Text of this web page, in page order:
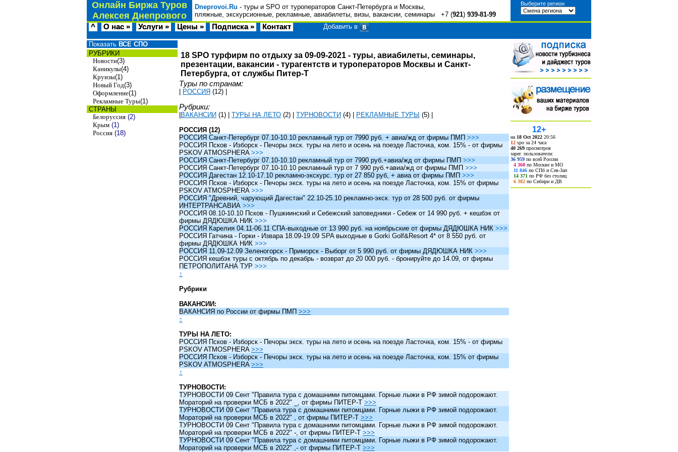
Онлайн Биржа Туров
Алексея Днепрового
Dneprovoi.Ru - туры и SPO от туроператоров Санкт-Петербурга и Москвы,
пляжные, экскурсионные, рекламные, авиабилеты, визы, вакансии, семинары +7 (921) 939-81-99
Выберите регион
^ О нас » Услуги » Цены » Подписка » Контакт Добавить в
Показать ВСЕ СПО
РУБРИКИ
Новости(3)
Каникулы(4)
Круизы(1)
Новый Год(3)
Оформление(1)
Рекламные Туры(1)
СТРАНЫ
Белоруссия (2)
Крым (1)
Россия (18)
18 SPO турфирм по отдыху за 09-09-2021 - туры, авиабилеты, семинары,
презентации, вакансии - турагентств и туроператоров Москвы и Санкт-
Петербурга, от службы Питер-Т
Туры по странам:
РОССИЯ (12)
Рубрики:
ВАКАНСИИ (1) ТУРЫ НА ЛЕТО (2) ТУРНОВОСТИ (4) РЕКЛАМНЫЕ ТУРЫ (5)
РОССИЯ (12)
РОССИЯ Санкт-Петербург 07.10-10.10 рекламный тур от 7990 руб. + авиа/жд от фирмы ПМП >>>
РОССИЯ Псков - Изборск - Печоры экск. туры на лето и осень на поезде Ласточка, ком. 15% - от фирмы
PSKOV ATMOSPHERA >>>
РОССИЯ Санкт-Петербург 07.10-10.10 рекламный тур от 7990 руб.+авиа/жд от фирмы ПМП >>>
РОССИЯ Санкт-Петербург 07.10-10.10 рекламный тур от 7 990 руб.+авиа/жд от фирмы ПМП >>>
РОССИЯ Дагестан 12.10-17.10 рекламно-экскурс. тур от 27 850 руб, + авиа от фирмы ПМП >>>
РОССИЯ Псков - Изборск - Печоры экск. туры на лето и осень на поезде Ласточка, ком. 15% от фирмы
PSKOV ATMOSPHERA >>>
РОССИЯ "Древний, чарующий Дагестан" 22.10-25.10 рекламно-экск. тур от 28 500 руб. от фирмы
ИНТЕРТРАНСАВИА >>>
РОССИЯ 08.10-10.10 Псков - Пушкиинский и Себежский заповедники - Себеж от 14 990 руб. + кешбэк от
фирмы ДЯДЮШКА НИК >>>
РОССИЯ Карелия 04.11-06.11 СПА-выходные от 13 990 руб. на ноябрьские от фирмы ДЯДЮШКА НИК >>>
РОССИЯ Гатчина - Горки - Извара 18.09-19.09 SPA выходные в Gorki Golf&Resort 4* от 8 550 руб. от
фирмы ДЯДЮШКА НИК >>>
РОССИЯ 11.09-12.09 Зеленогорск - Приморск - Выборг от 5 990 руб. от фирмы ДЯДЮШКА НИК >>>
РОССИЯ кешбэк туры c октябрь по декабрь - возврат до 20 000 руб. - бронируйте до 14.09, от фирмы
ПЕТРОПОЛИТАНА ТУР >>>
↑
Рубрики
ВАКАНСИИ:
ВАКАНСИЯ по России от фирмы ПМП >>>
↑
ТУРЫ НА ЛЕТО:
РОССИЯ Псков - Изборск - Печоры экск. туры на лето и осень на поезде Ласточка, ком. 15% - от фирмы
PSKOV ATMOSPHERA >>>
РОССИЯ Псков - Изборск - Печоры экск. туры на лето и осень на поезде Ласточка, ком. 15% от фирмы
PSKOV ATMOSPHERA >>>
↑
ТУРНОВОСТИ:
ТУРНОВОСТИ 09 Сент "Правила тура с домашними питомцами. Горные лыжи в РФ зимой подорожают.
Мораторий на проверки МСБ в 2022" _, от фирмы ПИТЕР-Т >>>
ТУРНОВОСТИ 09 Сент "Правила тура с домашними питомцами. Горные лыжи в РФ зимой подорожают.
Мораторий на проверки МСБ в 2022" , от фирмы ПИТЕР-Т >>>
ТУРНОВОСТИ 09 Сент "Правила тура с домашними питомцами. Горные лыжи в РФ зимой подорожают.
Мораторий на проверки МСБ в 2022" -, от фирмы ПИТЕР-Т >>>
ТУРНОВОСТИ 09 Сент "Правила тура с домашними питомцами. Горные лыжи в РФ зимой подорожают.
Мораторий на проверки МСБ в 2022" ,- от фирмы ПИТЕР-Т >>>
12+
на 18 Oct 2022 20:56
12 spo за 24 часа
40 269 просмотров
зарег. пользователи:
36 959 по всей России
4 360 по Москве и МО
11 846 по СПб и Сев-Зап
14 371 по РФ без столиц
6 382 по Сибири и ДВ